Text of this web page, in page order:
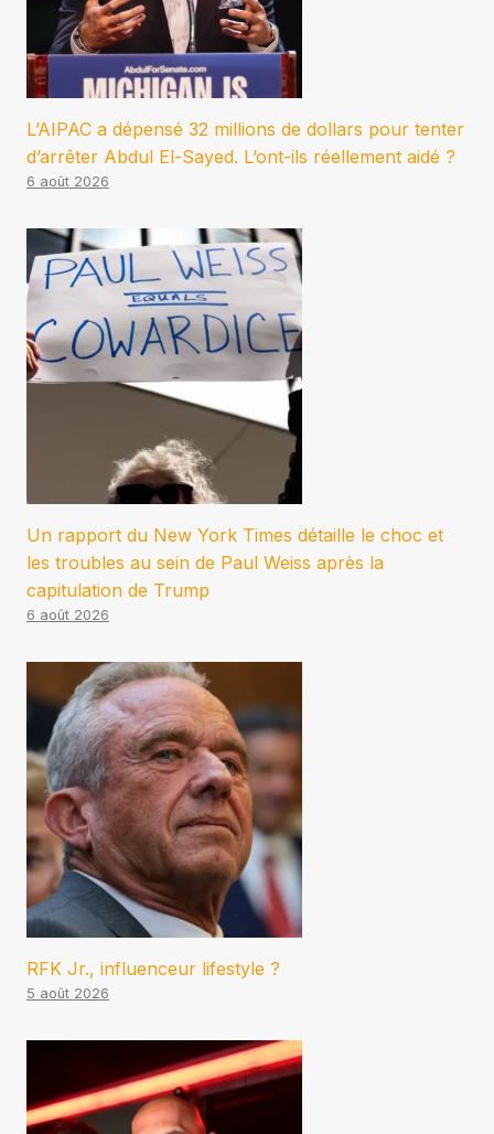
L’AIPAC a dépensé 32 millions de dollars pour tenter
d’arrêter Abdul El-Sayed. L’ont-ils réellement aidé ?
6 août 2026
Un rapport du New York Times détaille le choc et
les troubles au sein de Paul Weiss après la
capitulation de Trump
6 août 2026
RFK Jr., influenceur lifestyle ?
5 août 2026